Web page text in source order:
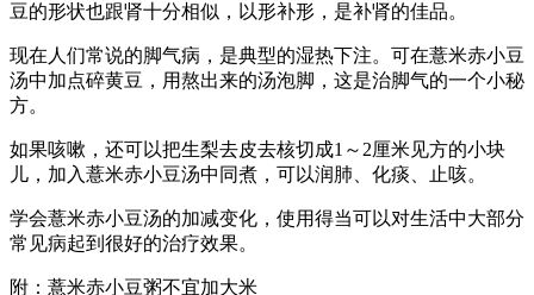
豆的形状也跟肾十分相似，以形补形，是补肾的佳品。
现在人们常说的脚气病，是典型的湿热下注。可在薏米赤小豆
汤中加点碎黄豆，用熬出来的汤泡脚，这是治脚气的一个小秘
方。
如果咳嗽，还可以把生梨去皮去核切成1～2厘米见方的小块
儿，加入薏米赤小豆汤中同煮，可以润肺、化痰、止咳。
学会薏米赤小豆汤的加减变化，使用得当可以对生活中大部分
常见病起到很好的治疗效果。
附：薏米赤小豆粥不宜加大米